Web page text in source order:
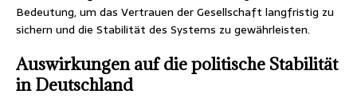
Bedeutung, um das Vertrauen der Gesellschaft langfristig zu
sichern und die Stabilität des Systems zu gewährleisten.
Auswirkungen auf die politische Stabilität
in Deutschland